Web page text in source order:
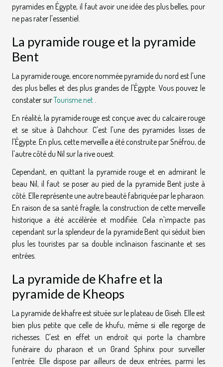
pyramides en Égypte, il faut avoir une idée des plus belles, pour
ne pas rater l'essentiel.
La pyramide rouge et la pyramide
Bent
La pyramide rouge, encore nommée pyramide du nord est l'une
des plus belles et des plus grandes de l'Égypte. Vous pouvez le
constater surTourisme.net
En réalité, la pyramide rouge est conçue avec du calcaire rouge
et se situe à Dahchour. C'est l'une des pyramides lisses de
l'Égypte. En plus, cette merveille a été construite par Snéfrou, de
l'autre côté du Nil sur la rive ouest.
Cependant, en quittant la pyramide rouge et en admirant le
beau Nil, il faut se poser au pied de la pyramide Bent juste à
côté. Elle représente une autre beauté fabriquée par le pharaon.
En raison de sa santé fragile, la construction de cette merveille
historique a été accélérée et modifiée. Cela n'impacte pas
cependant sur la splendeur de la pyramide Bent qui séduit bien
plus les touristes par sa double inclinaison fascinante et ses
entrées.
La pyramide de Khafre et la
pyramide de Kheops
La pyramide de khafre est située sur le plateau de Giseh. Elle est
bien plus petite que celle de khufu, même si elle regorge de
richesses. C'est en effet un endroit qui porte la chambre
funéraire du pharaon et un Grand Sphinx pour surveiller
l'entrée. Elle dispose par ailleurs de deux entrées, parmi les